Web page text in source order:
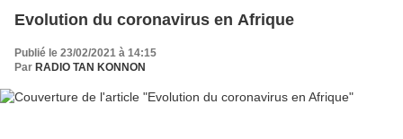
Evolution du coronavirus en Afrique
Publié le 23/02/2021 à 14:15
Par RADIO TAN KONNON